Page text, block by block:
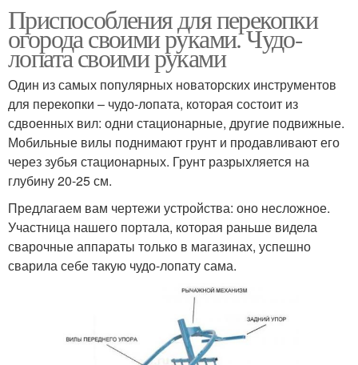
Приспособления для перекопки
огорода своими руками. Чудо-
лопата своими руками
Один из самых популярных новаторских инструментов
для перекопки – чудо-лопата, которая состоит из
сдвоенных вил: одни стационарные, другие подвижные.
Мобильные вилы поднимают грунт и продавливают его
через зубья стационарных. Грунт разрыхляется на
глубину 20-25 см.
Предлагаем вам чертежи устройства: оно несложное.
Участница нашего портала, которая раньше видела
сварочные аппараты только в магазинах, успешно
сварила себе такую чудо-лопату сама.